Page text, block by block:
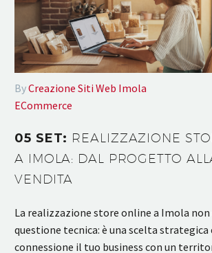
ByCreazione Siti Web Imola
ECommerce
05 SET: REALIZZAZIONE
A IMOLA: DAL PROGETTO
VENDITA
La realizzazione store online a Imola non
questione tecnica: è una scelta
connessione il tuo business con un